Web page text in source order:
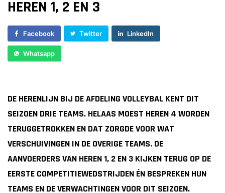
Dames 3
Dames 5
Dames 6
Dames Recreanten 1
Heren Recreanten 1
Heren Recreanten 2
Heren Recreanten 3
JEUGD
Sponsor worden
HEREN 1, 2 EN 3
Facebook Twitter LinkedIn
Whatsapp
DE HERENLIJN BIJ DE AFDELING VOLLEYBAL KENT DIT
SEIZOEN DRIE TEAMS. HELAAS MOEST HEREN 4 WORDEN
TERUGGETROKKEN EN DAT ZORGDE VOOR WAT
VERSCHUIVINGEN IN DE OVERIGE TEAMS. DE
AANVOERDERS VAN HEREN 1, 2 EN 3 KIJKEN TERUG OP DE
EERSTE COMPETITIEWEDSTRIJDEN ÉN BESPREKEN HUN
TEAMS EN DE VERWACHTINGEN VOOR DIT SEIZOEN.